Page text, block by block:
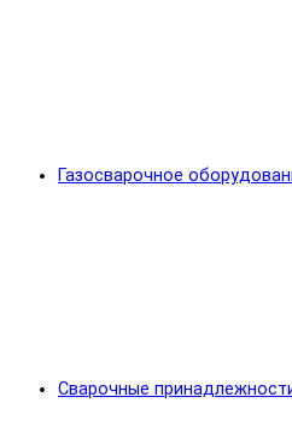
Газосварочное
Сварочные